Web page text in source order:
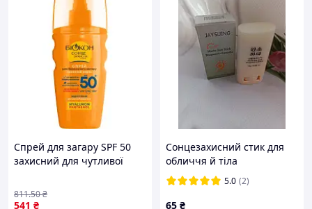
Спрей для загару SPF 50
захисний для чутливої
живленням. FLAME
541 ₴
811.50₴
Сонцезахисний стик для
обличчя й тіла
5.0 (2)
65 ₴